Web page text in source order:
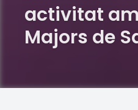
activitat
Majors de